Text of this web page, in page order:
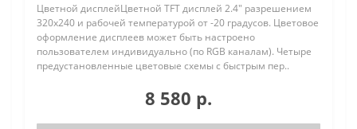
Цветной дисплейЦветной TFT дисплей 2.4" разрешением
320х240 и рабочей температурой от -20 градусов. Цветовое
оформление дисплеев может быть настроено
пользователем индивидуально (по RGB каналам). Четыре
предустановленные цветовые схемы с быстрым пер..
8 580 р.